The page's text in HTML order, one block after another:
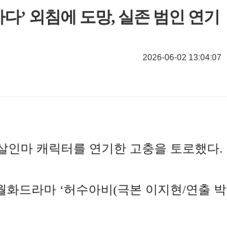
’ 외침에 도망, 실존 범인 연기
2026-06-02 13:04:07
인마 캐릭터를 연기한 고충을 토로했다.
드라마 ‘허수아비(극본 이지현/연출 박